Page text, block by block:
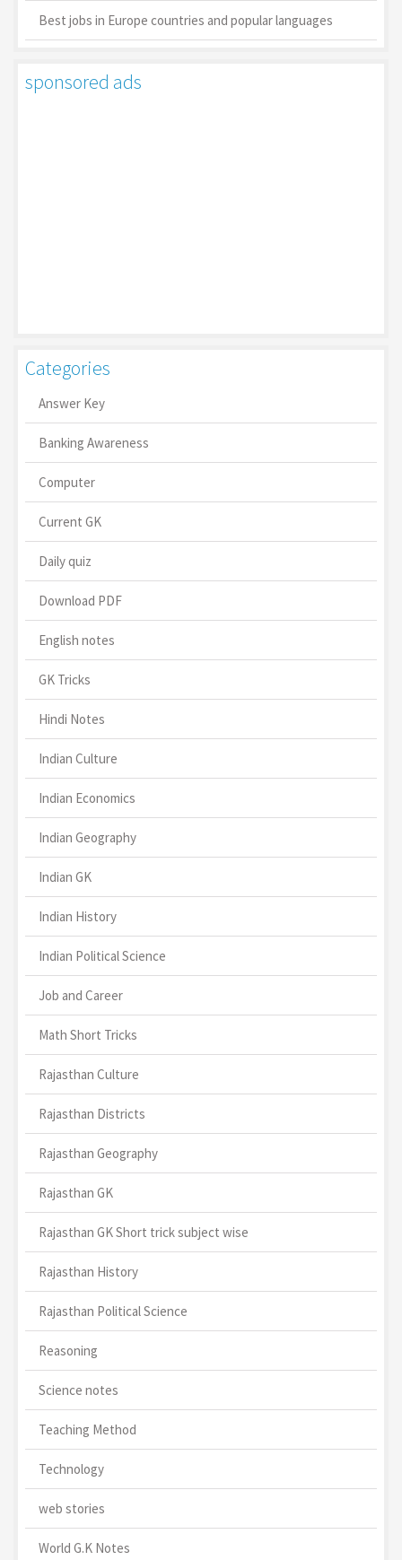
Best jobs in Europe countries and popular languages
sponsored ads
Categories
Answer Key
Banking Awareness
Computer
Current GK
Daily quiz
Download PDF
English notes
GK Tricks
Hindi Notes
Indian Culture
Indian Economics
Indian Geography
Indian GK
Indian History
Indian Political Science
Job and Career
Math Short Tricks
Rajasthan Culture
Rajasthan Districts
Rajasthan Geography
Rajasthan GK
Rajasthan GK Short trick subject wise
Rajasthan History
Rajasthan Political Science
Reasoning
Science notes
Teaching Method
Technology
web stories
World G.K Notes